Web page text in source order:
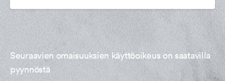
Seuraavien omaisuuksien käyttöoikeus on saatavilla
pyynnöstä